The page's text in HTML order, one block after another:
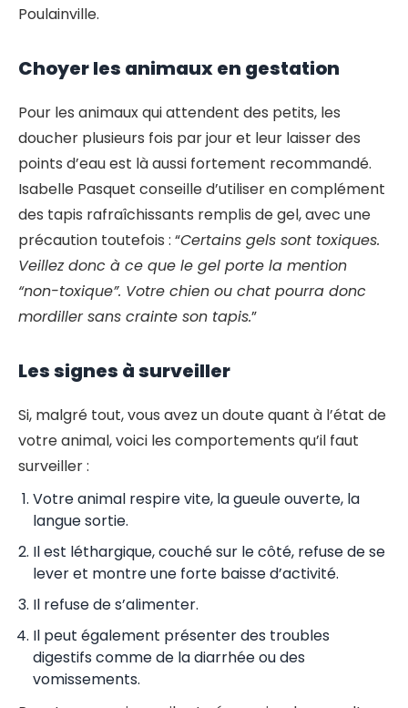
Poulainville.
Choyer les animaux en gestation
Pour les animaux qui attendent des petits, les
doucher plusieurs fois par jour et leur laisser des
points d’eau est là aussi fortement recommandé.
Isabelle Pasquet conseille d’utiliser en complément
des tapis rafraîchissants remplis de gel, avec une
précaution toutefois : “Certains gels sont toxiques.
Veillez donc à ce que le gel porte la mention
“non-toxique”. Votre chien ou chat pourra donc
mordiller sans crainte son tapis.”
Les signes à surveiller
Si, malgré tout, vous avez un doute quant à l’état de
votre animal, voici les comportements qu’il faut
surveiller :
Votre animal respire vite, la gueule ouverte, la
langue sortie.
Il est léthargique, couché sur le côté, refuse de se
lever et montre une forte baisse d’activité.
Il refuse de s’alimenter.
Il peut également présenter des troubles
digestifs comme de la diarrhée ou des
vomissements.